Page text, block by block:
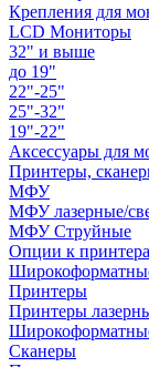
Крепления для
LCD Мониторы
32" и выше
до 19"
22"-25"
25"-32"
19"-22"
Аксессуары для
Принтеры,
МФУ
МФУ лазерные/
МФУ Струйные
Опции к
Принтеры
Принтеры
Сканеры